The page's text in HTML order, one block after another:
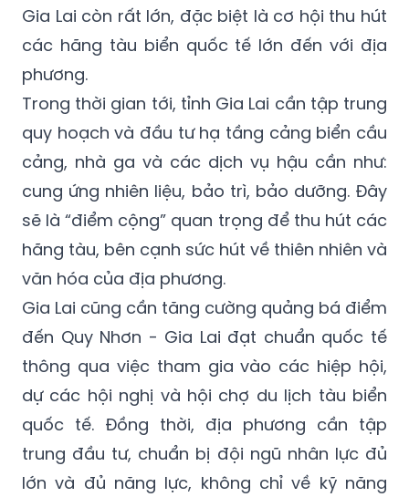
Gia Lai còn rất lớn, đặc biệt là cơ hội thu hút
các hãng tàu biển quốc tế lớn đến với địa
phương.
Trong thời gian tới, tỉnh Gia Lai cần tập trung
quy hoạch và đầu tư hạ tầng cảng biển cầu
cảng, nhà ga và các dịch vụ hậu cần như:
cung ứng nhiên liệu, bảo trì, bảo dưỡng. Đây
sẽ là “điểm cộng” quan trọng để thu hút các
hãng tàu, bên cạnh sức hút về thiên nhiên và
văn hóa của địa phương.
Gia Lai cũng cần tăng cường quảng bá điểm
đến Quy Nhơn - Gia Lai đạt chuẩn quốc tế
thông qua việc tham gia vào các hiệp hội,
dự các hội nghị và hội chợ du lịch tàu biển
quốc tế. Đồng thời, địa phương cần tập
trung đầu tư, chuẩn bị đội ngũ nhân lực đủ
lớn và đủ năng lực, không chỉ về kỹ năng